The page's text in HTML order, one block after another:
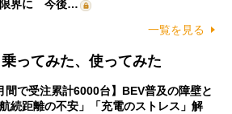
限界に 今後…
一覧を見る
ってみた、使ってみた
間で受注累計6000台】BEV普及の障壁と
続距離の不安」「充電のストレス」解